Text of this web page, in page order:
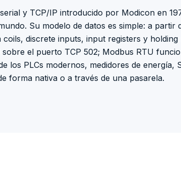
y TCP/IP introducido por Modicon en
Su modelo de datos es simple: a partir
discrete inputs, input registers y holding
el puerto TCP 502; Modbus RTU
los PLCs modernos, medidores de energía,
forma nativa o a través de una pasarela.